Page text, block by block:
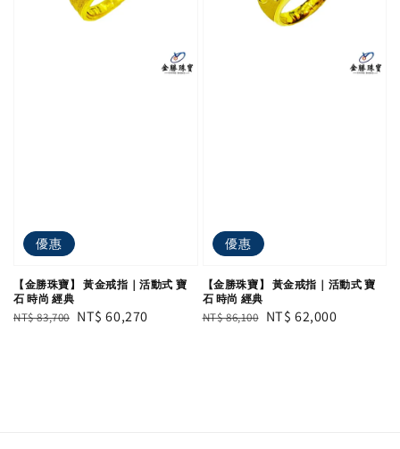
優惠
【金勝珠寶】 黃金戒指｜活動式 寶
石 時尚 經典
Regular
NT$ 83,700 Sale
NT$ 60,270
優惠
【金勝珠寶】 黃金戒指｜活動式 寶
石 時尚 經典
Regular
NT$ 86,100 Sale
NT$ 62,000